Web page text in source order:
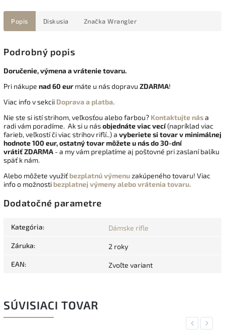
Popis Diskusia Značka Wrangler
Podrobný popis
Doručenie, výmena a vrátenie tovaru.
Pri nákupe nad 60 eur máte u nás dopravu ZDARMA!
Viac info v sekcii Doprava a platba.
Nie ste si istí strihom, veľkosťou alebo farbou? Kontaktujte nása
radi vám poradíme. Ak si u násobjednáte viac vecí(napríklad viac
farieb, veľkostí či viac strihov riflí..) a vyberiete si tovar v minimálnej
hodnote 100 eur, ostatný tovar môžete u nás do 30-dní
vrátiťZDARMA - a my vám preplatíme aj poštovné pri zaslaní balíku
späť k nám.
Alebo môžete využiť bezplatnú výmenuzakúpeného tovaru! Viac
info o možnosti bezplatnej výmeny alebo vrátenia tovaru.
Dodatočné parametre
Kategória: Dámske rifle
Záruka: 2 roky
EAN: Zvoľte variant
SÚVISIACI TOVAR
Previous
Next